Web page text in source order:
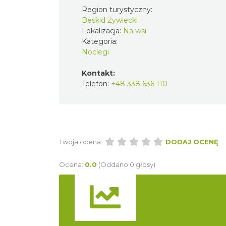
Region turystyczny:
Beskid Żywiecki
Lokalizacja: Na wsi
Kategoria:
Noclegi
Kontakt:
Telefon: +48 338 636 110
Twoja ocena: DODAJ OCENĘ
Ocena: 0.0 (Oddano 0 głosy)